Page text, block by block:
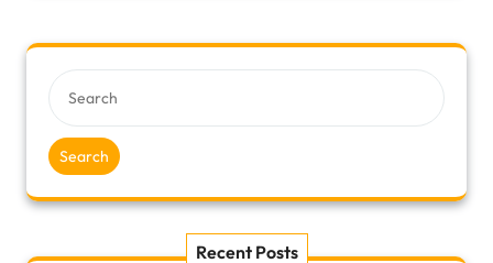
Search
Recent Posts